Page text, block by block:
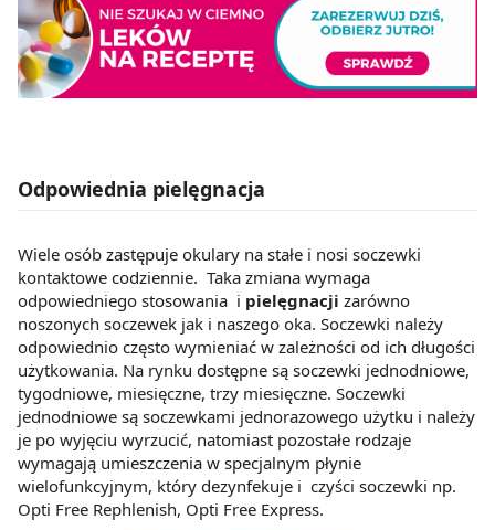
Odpowiednia pielęgnacja
Wiele osób zastępuje okulary na stałe i nosi soczewki
kontaktowe codziennie. Taka zmiana wymaga
odpowiedniego stosowania i pielęgnacji zarówno
noszonych soczewek jak i naszego oka. Soczewki należy
odpowiednio często wymieniać w zależności od ich długości
użytkowania. Na rynku dostępne są soczewki jednodniowe,
tygodniowe, miesięczne, trzy miesięczne. Soczewki
jednodniowe są soczewkami jednorazowego użytku i należy
je po wyjęciu wyrzucić, natomiast pozostałe rodzaje
wymagają umieszczenia w specjalnym płynie
wielofunkcyjnym, który dezynfekuje i czyści soczewki np.
Opti Free Rephlenish, Opti Free Express.